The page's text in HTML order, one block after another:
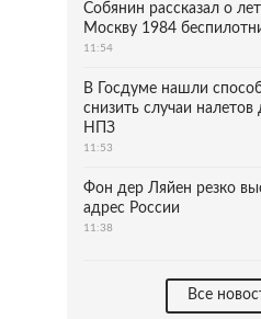
Собянин рассказал о
Москву 1984
11:54
В Госдуме нашли
снизить случаи
НПЗ
11:53
Фон дер Ляйен резко
адрес России
11:38
Все